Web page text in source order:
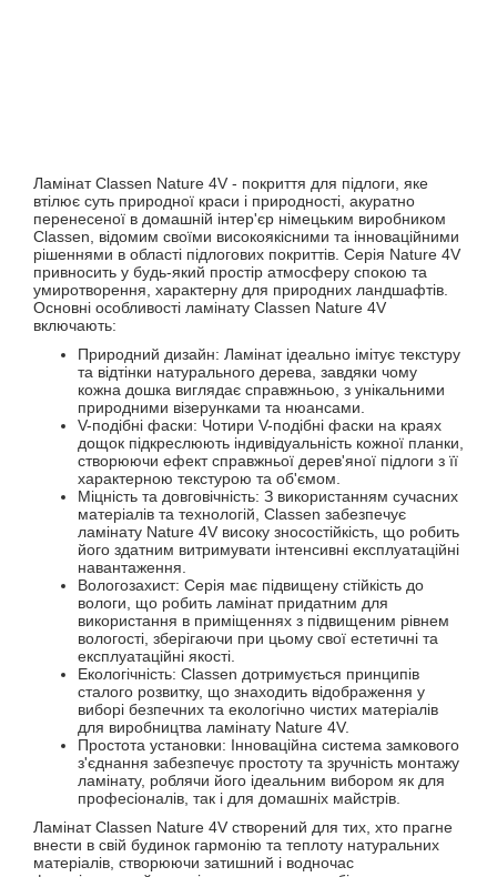
Ламінат Classen Nature 4V - покриття для підлоги, яке
втілює суть природної краси і природності, акуратно
перенесеної в домашній інтер'єр німецьким виробником
Classen, відомим своїми високоякісними та інноваційними
рішеннями в області підлогових покриттів. Серія Nature 4V
привносить у будь-який простір атмосферу спокою та
умиротворення, характерну для природних ландшафтів.
Основні особливості ламінату Classen Nature 4V
включають:
Природний дизайн: Ламінат ідеально імітує текстуру
та відтінки натурального дерева, завдяки чому
кожна дошка виглядає справжньою, з унікальними
природними візерунками та нюансами.
V-подібні фаски: Чотири V-подібні фаски на краях
дощок підкреслюють індивідуальність кожної планки,
створюючи ефект справжньої дерев'яної підлоги з її
характерною текстурою та об'ємом.
Міцність та довговічність: З використанням сучасних
матеріалів та технологій, Classen забезпечує
ламінату Nature 4V високу зносостійкість, що робить
його здатним витримувати інтенсивні експлуатаційні
навантаження.
Вологозахист: Серія має підвищену стійкість до
вологи, що робить ламінат придатним для
використання в приміщеннях з підвищеним рівнем
вологості, зберігаючи при цьому свої естетичні та
експлуатаційні якості.
Екологічність: Classen дотримується принципів
сталого розвитку, що знаходить відображення у
виборі безпечних та екологічно чистих матеріалів
для виробництва ламінату Nature 4V.
Простота установки: Інноваційна система замкового
з'єднання забезпечує простоту та зручність монтажу
ламінату, роблячи його ідеальним вибором як для
професіоналів, так і для домашніх майстрів.
Ламінат Classen Nature 4V створений для тих, хто прагне
внести в свій будинок гармонію та теплоту натуральних
матеріалів, створюючи затишний і водночас